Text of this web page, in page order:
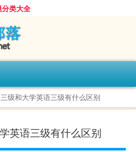
分类大全
级和大学英语三级有什么区别
英语三级有什么区别